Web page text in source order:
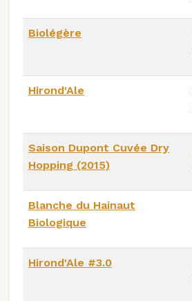
Biolégère
Hirond'Ale
Saison Dupont Cuvée Dry
Hopping (2015)
Blanche du Hainaut
Biologique
Hirond'Ale #3.0